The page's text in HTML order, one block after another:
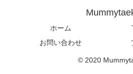
ホーム
お問い合わせ
© 2020